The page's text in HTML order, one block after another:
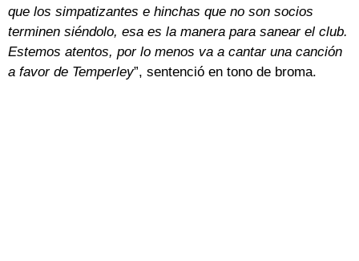
que los simpatizantes e hinchas que no son socios
terminen siéndolo, esa es la manera para sanear el club.
Estemos atentos, por lo menos va a cantar una canción
a favor de Temperley”, sentenció en tono de broma.